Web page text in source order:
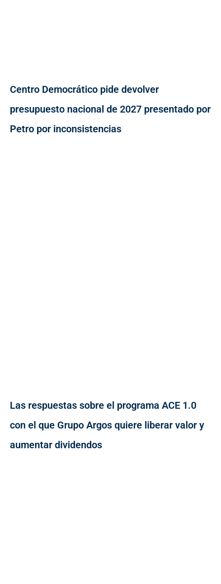
Centro Democrático pide devolver
presupuesto nacional de 2027 presentado por
Petro por inconsistencias
Las respuestas sobre el programa ACE 1.0
con el que Grupo Argos quiere liberar valor y
aumentar dividendos